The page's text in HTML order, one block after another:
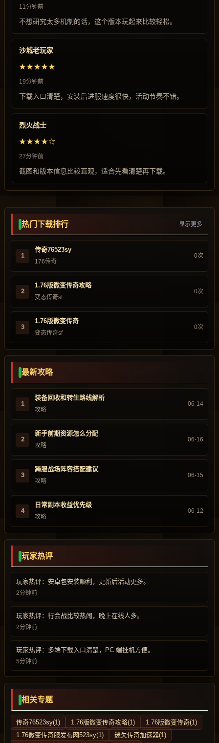
11分钟前
不想研究太多机制的话，这个版本玩起来比较轻松。
沙城老玩家
★★★★★
19分钟前
下载入口清楚，安装后进服速度很快，活动节奏不错。
烈火战士
★★★★☆
27分钟前
截图和版本信息比较直观，适合先看清楚再下载。
热门下载排行 显示更多
1
传奇76523sy
176传奇
0次
2
1.76版微变传奇攻略
变态传奇sf
0次
3
1.76版微变传奇
变态传奇sf
0次
最新攻略
1
装备回收和转生路线解析
攻略
06-14
2
新手前期资源怎么分配
攻略
06-16
3
跨服战场阵容搭配建议
攻略
06-15
4
日常副本收益优先级
攻略
06-12
玩家热评
玩家热评：安卓包安装顺利，更新后活动更多。
2分钟前
玩家热评：行会战比较热闹，晚上在线人多。
2分钟前
玩家热评：多端下载入口清楚，PC 端挂机方便。
5分钟前
相关专题
传奇76523sy(1) 1.76版微变传奇攻略(1)
1.76版微变传奇(1)
1.76微变传奇服发布网523sy(1)
迷失传奇加速器(1)